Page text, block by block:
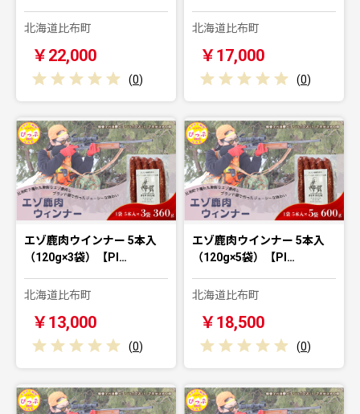
北海道比布町
￥22,000
(0)
北海道比布町
￥17,000
(0)
エゾ鹿肉ウインナー 5本入
（120g×3袋）【PI…
北海道比布町
￥13,000
(0)
エゾ鹿肉ウインナー 5本入
（120g×5袋）【PI…
北海道比布町
￥18,500
(0)